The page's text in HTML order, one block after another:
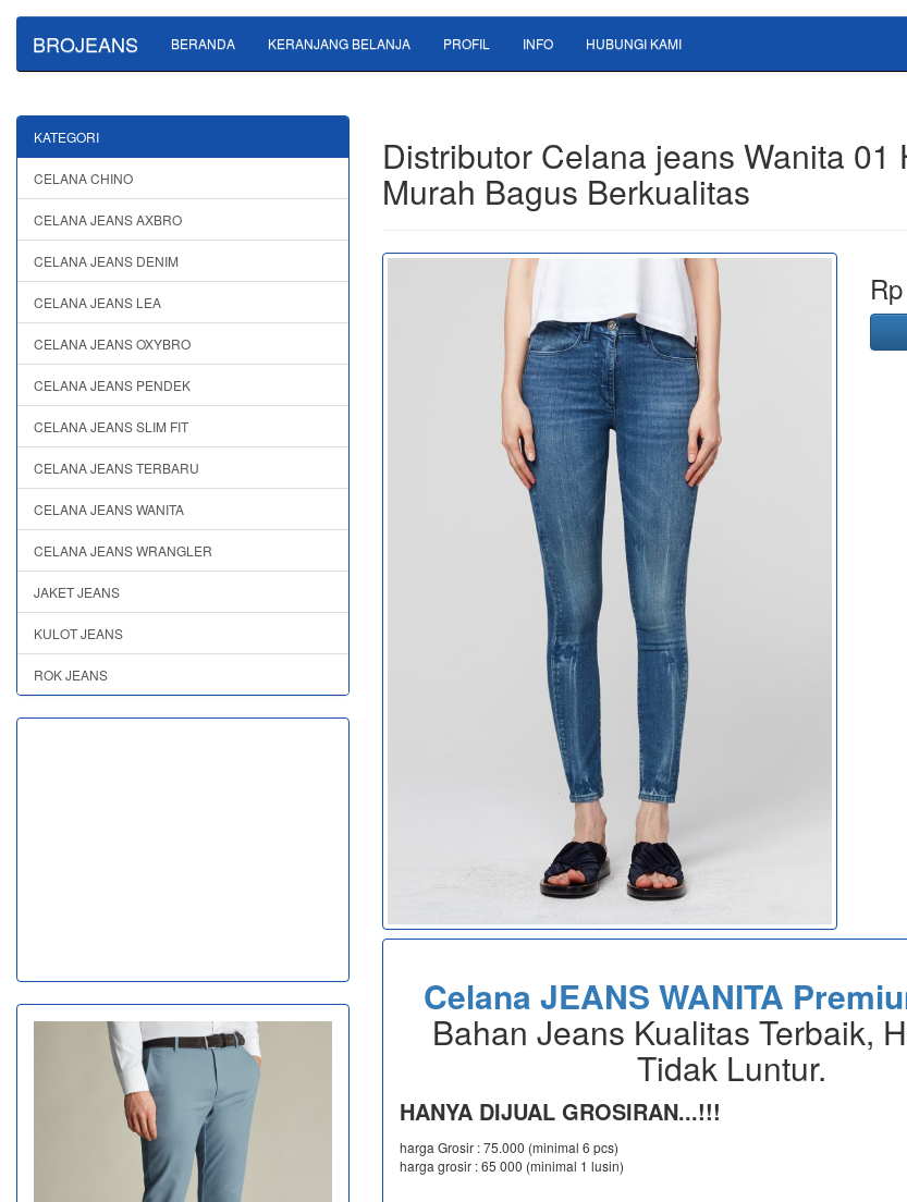
BROJEANS BERANDA KERANJANG BELANJA PROFIL INFO HUBUNGI KAMI
Distributor Celana jeans Wanita 01
Murah Bagus Berkualitas
Celana JEANS WANITA
Bahan Jeans Kualitas Terbaik,
Tidak Luntur.
HANYA DIJUAL GROSIRAN...!!!
harga Grosir : 75.000 (minimal 6 pcs)
harga grosir : 65 000 (minimal 1 lusin)
KATEGORI
CELANA CHINO
CELANA JEANS AXBRO
CELANA JEANS DENIM
CELANA JEANS LEA
CELANA JEANS OXYBRO
CELANA JEANS PENDEK
CELANA JEANS SLIM FIT
CELANA JEANS TERBARU
CELANA JEANS WANITA
CELANA JEANS WRANGLER
JAKET JEANS
KULOT JEANS
ROK JEANS